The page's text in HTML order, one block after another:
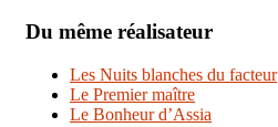
Du même réalisateur
Les Nuits blanches du facteur
Le Premier maître
Le Bonheur d’Assia